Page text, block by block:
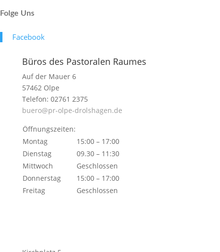
Folge Uns
Face­book
Büros des Pastoralen Raumes
Auf der Mauer 6
57462 Olpe
Telefon: 02761 2375
buero@pr-olpe-drolshagen.de
Öffnungszeiten:
Montag
15:00 – 17:00
Dienstag
09.30 – 11:30
Mittwoch
Geschlossen
Donnerstag
15:00 – 17:00
Freitag
Geschlossen